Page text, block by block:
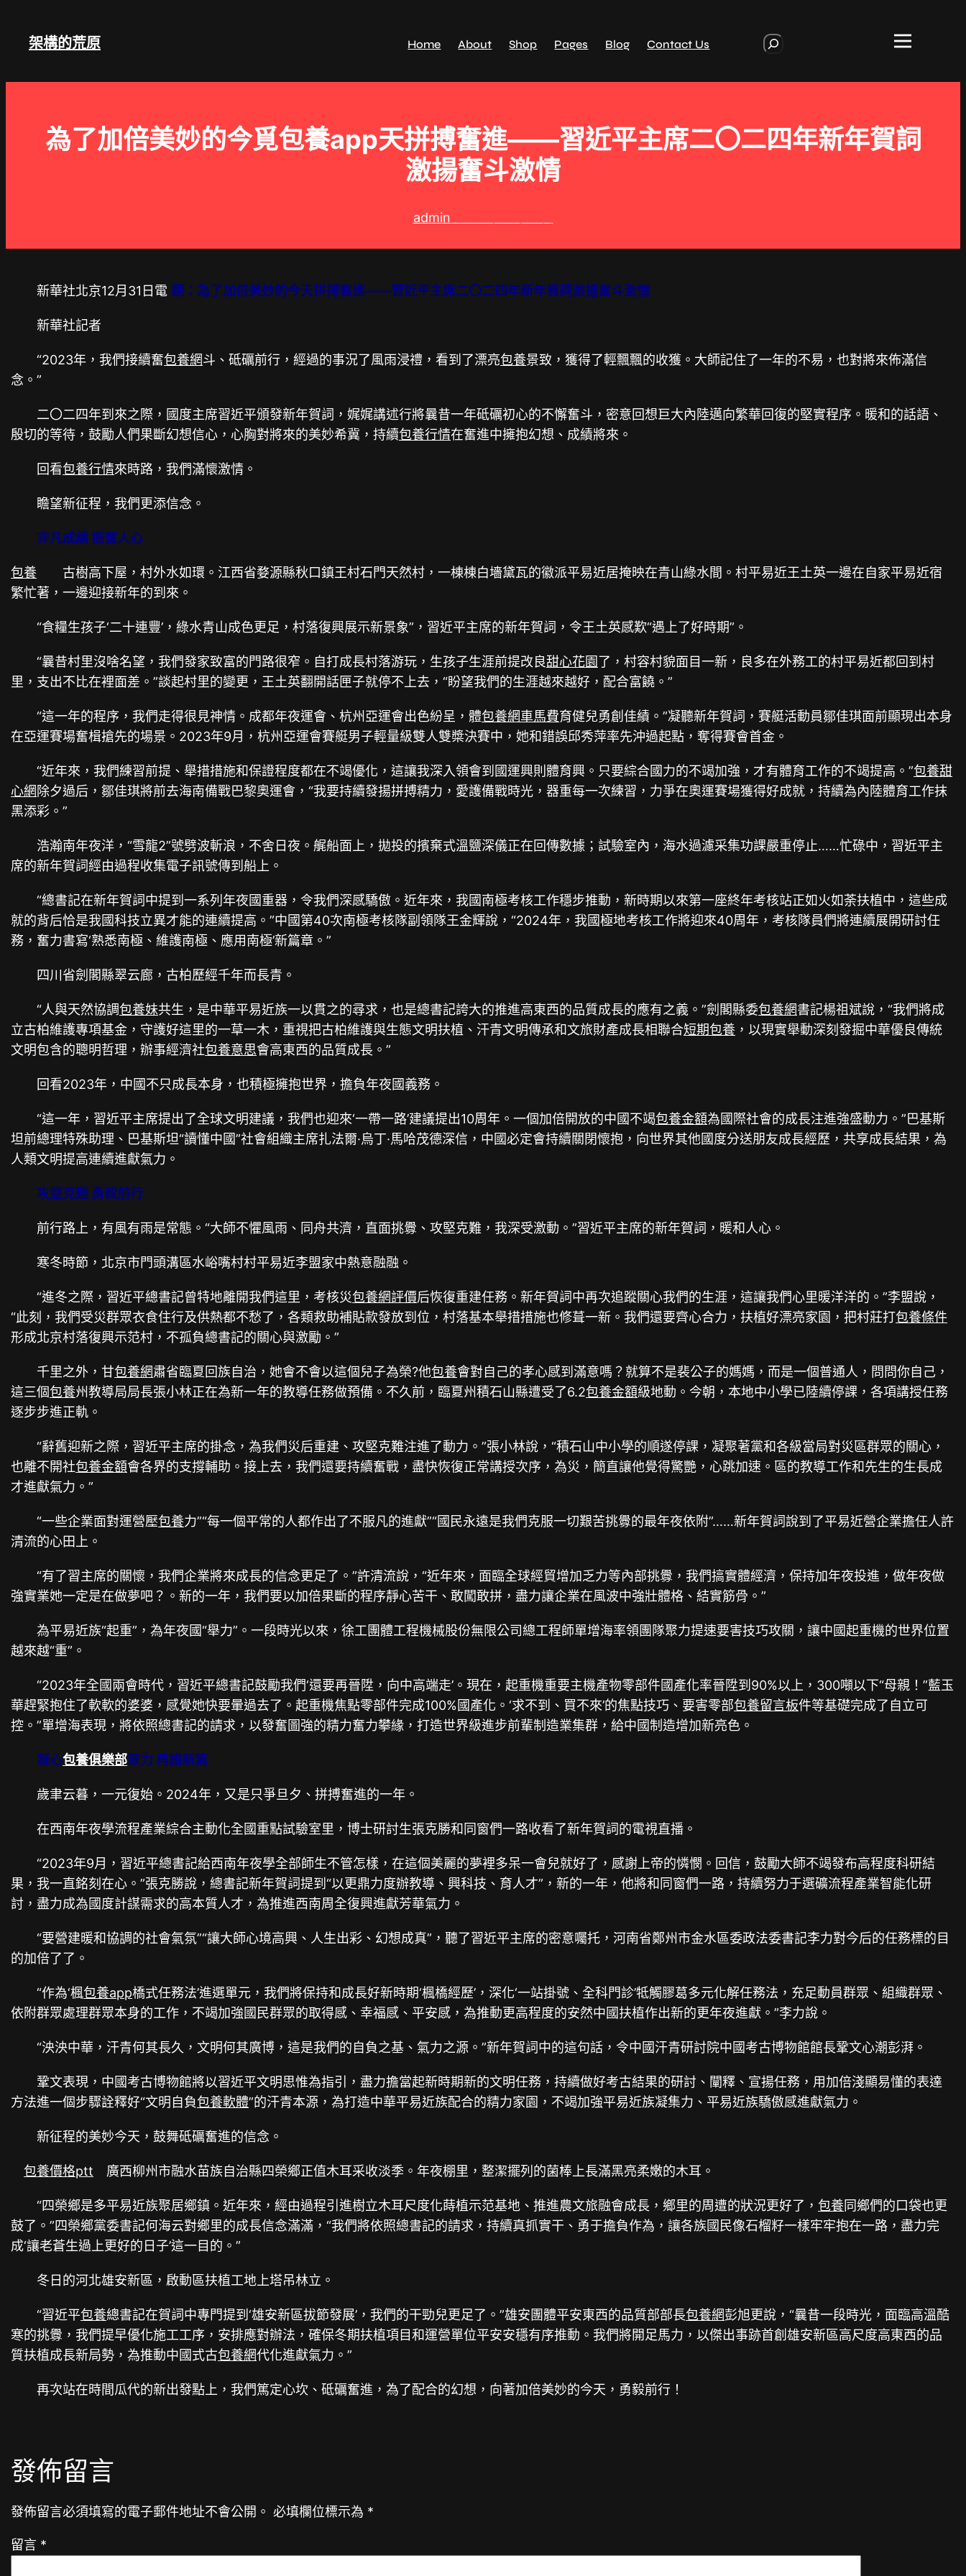
架構的荒原 Home About Shop Pages Blog Contact Us
r
為了加倍美妙的今覓包養app天拼搏奮進——習近平主席二〇二四年新年賀詞
激揚奮斗激情
admin
新華社北京12月31日電 題：為了加倍美妙的今天拼搏奮進——習近平主席二〇二四年新年賀詞激揚奮斗激情
新華社記者
“2023年，我們接續奮包養網斗、砥礪前行，經過的事況了風雨浸禮，看到了漂亮包養景致，獲得了輕飄飄的收獲。大師記住了一年的不易，也對將來佈滿信
念。”
二〇二四年到來之際，國度主席習近平頒發新年賀詞，娓娓講述行將曩昔一年砥礪初心的不懈奮斗，密意回想巨大內陸邁向繁華回復的堅實程序。暖和的話語、
殷切的等待，鼓勵人們果斷幻想信心，心胸對將來的美妙希冀，持續包養行情在奮進中擁抱幻想、成績將來。
回看包養行情來時路，我們滿懷激情。
瞻望新征程，我們更添信念。
非凡成績 振奮人心
包養 古樹高下屋，村外水如環。江西省婺源縣秋口鎮王村石門天然村，一棟棟白墻黛瓦的徽派平易近居掩映在青山綠水間。村平易近王土英一邊在自家平易近宿
繁忙著，一邊迎接新年的到來。
“食糧生孩子‘二十連豐’，綠水青山成色更足，村落復興展示新景象”，習近平主席的新年賀詞，令王土英感歎“遇上了好時期”。
“曩昔村里沒啥名望，我們發家致富的門路很窄。自打成長村落游玩，生孩子生涯前提改良甜心花園了，村容村貌面目一新，良多在外務工的村平易近都回到村
里，支出不比在裡面差。”談起村里的變更，王土英翻開話匣子就停不上去，“盼望我們的生涯越來越好，配合富饒。”
“這一年的程序，我們走得很見神情。成都年夜運會、杭州亞運會出色紛呈，體包養網車馬費育健兒勇創佳績。”凝聽新年賀詞，賽艇活動員鄒佳琪面前顯現出本身
在亞運賽場奮楫搶先的場景。2023年9月，杭州亞運會賽艇男子輕量級雙人雙槳決賽中，她和錯誤邱秀萍率先沖過起點，奪得賽會首金。
“近年來，我們練習前提、舉措措施和保證程度都在不竭優化，這讓我深入領會到國運興則體育興。只要綜合國力的不竭加強，才有體育工作的不竭提高。”包養甜
心網 除夕過后，鄒佳琪將前去海南備戰巴黎奧運會，“我要持續發揚拼搏精力，愛護備戰時光，器重每一次練習，力爭在奧運賽場獲得好成就，持續為內陸體育工作抹
黑添彩。”
浩瀚南年夜洋，“雪龍2”號劈波斬浪，不舍日夜。艉船面上，拋投的擯棄式溫鹽深儀正在回傳數據；試驗室內，海水過濾采集功課嚴重停止……忙碌中，習近平主
席的新年賀詞經由過程收集電子訊號傳到船上。
“總書記在新年賀詞中提到一系列年夜國重器，令我們深感驕傲。近年來，我國南極考核工作穩步推動，新時期以來第一座終年考核站正如火如荼扶植中，這些成
就的背后恰是我國科技立異才能的連續提高。”中國第40次南極考核隊副領隊王金輝說，“2024年，我國極地考核工作將迎來40周年，考核隊員們將連續展開研討任
務，奮力書寫‘熟悉南極、維護南極、應用南極’新篇章。”
四川省劍閣縣翠云廊，古柏歷經千年而長青。
“人與天然協調包養妹共生，是中華平易近族一以貫之的尋求，也是總書記誇大的推進高東西的品質成長的應有之義。”劍閣縣委包養網書記楊祖斌說，“我們將成
立古柏維護專項基金，守護好這里的一草一木，重視把古柏維護與生態文明扶植、汗青文明傳承和文旅財產成長相聯合短期包養 ，以現實舉動深刻發掘中華優良傳統
文明包含的聰明哲理，辦事經濟社包養意思會高東西的品質成長。”
回看2023年，中國不只成長本身，也積極擁抱世界，擔負年夜國義務。
“這一年，習近平主席提出了全球文明建議，我們也迎來‘一帶一路’建議提出10周年。一個加倍開放的中國不竭包養金額為國際社會的成長注進強盛動力。”巴基斯
坦前總理特殊助理、巴基斯坦“讀懂中國”社會組織主席扎法爾·烏丁·馬哈茂德深信，中國必定會持續關閉懷抱，向世界其他國度分送朋友成長經歷，共享成長結果，為
人類文明提高連續進獻氣力。
攻堅克難 勇毅前行
前行路上，有風有雨是常態。“大師不懼風雨、同舟共濟，直面挑釁、攻堅克難，我深受激動。”習近平主席的新年賀詞，暖和人心。
寒冬時節，北京市門頭溝區水峪嘴村村平易近李盟家中熱意融融。
“進冬之際，習近平總書記曾特地離開我們這里，考核災包養網評價后恢復重建任務。新年賀詞中再次追蹤關心我們的生涯，這讓我們心里暖洋洋的。”李盟說，
“此刻，我們受災群眾衣食住行及供熱都不愁了，各類救助補貼款發放到位，村落基本舉措措施也修葺一新。我們還要齊心合力，扶植好漂亮家園，把村莊打包養條件
形成北京村落復興示范村，不孤負總書記的關心與激勵。”
千里之外，甘包養網肅省臨夏回族自治，她會不會以這個兒子為榮?他包養會對自己的孝心感到滿意嗎？就算不是裴公子的媽媽，而是一個普通人，問問你自己，
這三個包養州教導局局長張小林正在為新一年的教導任務做預備。不久前，臨夏州積石山縣遭受了6.2包養金額級地動。今朝，本地中小學已陸續停課，各項講授任務
逐步步進正軌。
“辭舊迎新之際，習近平主席的掛念，為我們災后重建、攻堅克難注進了動力。”張小林說，“積石山中小學的順遂停課，凝聚著黨和各級當局對災區群眾的關心，
也離不開社包養金額會各界的支撐輔助。接上去，我們還要持續奮戰，盡快恢復正常講授次序，為災，簡直讓他覺得驚艷，心跳加速。區的教導工作和先生的生長成
才進獻氣力。”
“一些企業面對運營壓包養力”“每一個平常的人都作出了不服凡的進獻”“國民永遠是我們克服一切艱苦挑釁的最年夜依附”……新年賀詞說到了平易近營企業擔任人許
清流的心田上。
“有了習主席的關懷，我們企業將來成長的信念更足了。”許清流說，“近年來，面臨全球經貿增加乏力等內部挑釁，我們搞實體經濟，保持加年夜投進，做年夜做
強實業她一定是在做夢吧？。新的一年，我們要以加倍果斷的程序靜心苦干、敢闖敢拼，盡力讓企業在風波中強壯體格、結實筋骨。”
為平易近族“起重”，為年夜國“舉力”。一段時光以來，徐工團體工程機械股份無限公司總工程師單增海率領團隊聚力提速要害技巧攻關，讓中國起重機的世界位置
越來越“重”。
“2023年全國兩會時代，習近平總書記鼓勵我們‘還要再晉陞，向中高端走’。現在，起重機重要主機產物零部件國產化率晉陞到90%以上，300噸以下“母親！”藍玉
華趕緊抱住了軟軟的婆婆，感覺她快要暈過去了。起重機焦點零部件完成100%國產化。‘求不到、買不來’的焦點技巧、要害零部包養留言板件等基礎完成了自立可
控。”單增海表現，將依照總書記的請求，以發奮圖強的精力奮力攀緣，打造世界級進步前輩制造業集群，給中國制造增加新亮色。
凝心包養俱樂部聚力 再譜新篇
歲聿云暮，一元復始。2024年，又是只爭旦夕、拼搏奮進的一年。
在西南年夜學流程產業綜合主動化全國重點試驗室里，博士研討生張克勝和同窗們一路收看了新年賀詞的電視直播。
“2023年9月，習近平總書記給西南年夜學全部師生不管怎樣，在這個美麗的夢裡多呆一會兒就好了，感謝上帝的憐憫。回信，鼓勵大師不竭發布高程度科研結
果，我一直銘刻在心。”張克勝說，總書記新年賀詞提到“以更鼎力度辦教導、興科技、育人才”，新的一年，他將和同窗們一路，持續努力于選礦流程產業智能化研
討，盡力成為國度計謀需求的高本質人才，為推進西南周全復興進獻芳華氣力。
“要營建暖和協調的社會氣氛”“讓大師心境高興、人生出彩、幻想成真”，聽了習近平主席的密意囑托，河南省鄭州市金水區委政法委書記李力對今后的任務標的目
的加倍了了。
“作為‘楓包養app橋式任務法’進選單元，我們將保持和成長好新時期‘楓橋經歷’，深化‘一站掛號、全科門診’牴觸膠葛多元化解任務法，充足動員群眾、組織群眾、
依附群眾處理群眾本身的工作，不竭加強國民群眾的取得感、幸福感、平安感，為推動更高程度的安然中國扶植作出新的更年夜進獻。”李力說。
“泱泱中華，汗青何其長久，文明何其廣博，這是我們的自負之基、氣力之源。”新年賀詞中的這句話，令中國汗青研討院中國考古博物館館長鞏文心潮彭湃。
鞏文表現，中國考古博物館將以習近平文明思惟為指引，盡力擔當起新時期新的文明任務，持續做好考古結果的研討、闡釋、宣揚任務，用加倍淺顯易懂的表達
方法進一個步驟詮釋好“文明自負包養軟體”的汗青本源，為打造中華平易近族配合的精力家園，不竭加強平易近族凝集力、平易近族驕傲感進獻氣力。
新征程的美妙今天，鼓舞砥礪奮進的信念。
包養價格ptt 廣西柳州市融水苗族自治縣四榮鄉正值木耳采收淡季。年夜棚里，整潔擺列的菌棒上長滿黑亮柔嫩的木耳。
“四榮鄉是多平易近族聚居鄉鎮。近年來，經由過程引進樹立木耳尺度化蒔植示范基地、推進農文旅融會成長，鄉里的周遭的狀況更好了，包養同鄉們的口袋也更
鼓了。”四榮鄉黨委書記何海云對鄉里的成長信念滿滿，“我們將依照總書記的請求，持續真抓實干、勇于擔負作為，讓各族國民像石榴籽一樣牢牢抱在一路，盡力完
成‘讓老蒼生過上更好的日子’這一目的。”
冬日的河北雄安新區，啟動區扶植工地上塔吊林立。
“習近平包養總書記在賀詞中專門提到‘雄安新區拔節發展’，我們的干勁兒更足了。”雄安團體平安東西的品質部部長包養網彭旭更說，“曩昔一段時光，面臨高溫酷
寒的挑釁，我們提早優化施工工序，安排應對辦法，確保冬期扶植項目和運營單位平安安穩有序推動。我們將開足馬力，以傑出事跡首創雄安新區高尺度高東西的品
質扶植成長新局勢，為推動中國式古包養網代化進獻氣力。”
再次站在時間瓜代的新出發點上，我們篤定心坎、砥礪奮進，為了配合的幻想，向著加倍美妙的今天，勇毅前行！
發佈留言
發佈留言必須填寫的電子郵件地址不會公開。 必填欄位標示為 *
留言 *